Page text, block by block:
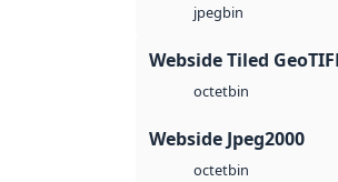
jpegbin
Webside Tiled
octetbin
Webside Jpeg2000
octetbin